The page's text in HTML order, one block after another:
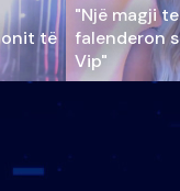
të
"Një magji
falenderon
Vip"